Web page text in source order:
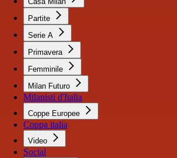
Partite
Serie A
Primavera
Femminile
Milan Futuro
Milanisti d'Italia
Coppe Europee
Coppa italia
Video
Social